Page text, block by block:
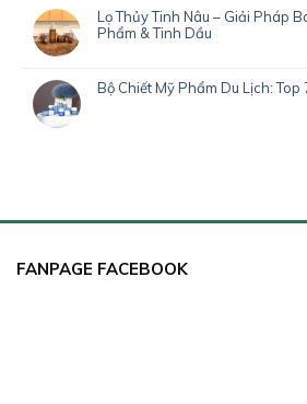
Lọ Thủy Tinh Nâu – Giải Pháp
Phẩm & Tinh Dầu
Bộ Chiết Mỹ Phẩm Du Lịch:
FANPAGE FACEBOOK